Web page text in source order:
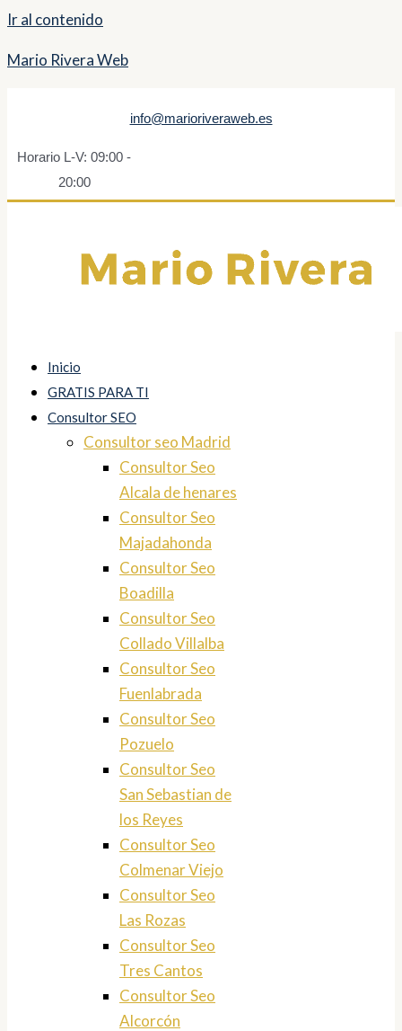
Ir al contenido
Mario Rivera Web
info@marioriveraweb.es
Horario L-V: 09:00 -
20:00
Inicio
GRATIS PARA TI
Consultor SEO
Consultor seo Madrid
Consultor Seo
Alcala de henares
Consultor Seo
Majadahonda
Consultor Seo
Boadilla
Consultor Seo
Collado Villalba
Consultor Seo
Fuenlabrada
Consultor Seo
Pozuelo
Consultor Seo
San Sebastian de
los Reyes
Consultor Seo
Colmenar Viejo
Consultor Seo
Las Rozas
Consultor Seo
Tres Cantos
Consultor Seo
Alcorcón